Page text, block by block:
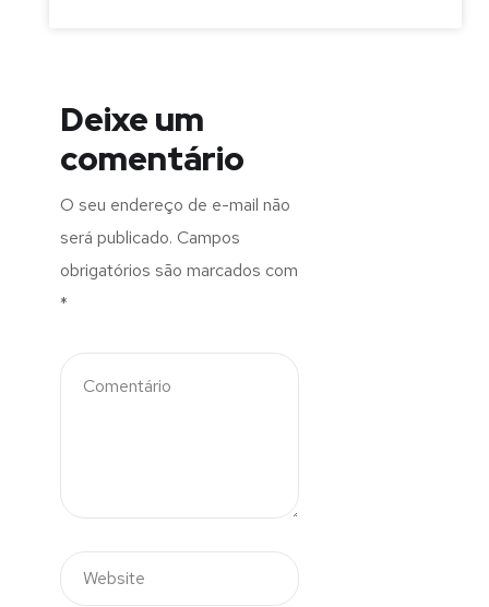
Deixe um
comentário
O seu endereço de e-mail não
será publicado. Campos
obrigatórios são marcados com
*